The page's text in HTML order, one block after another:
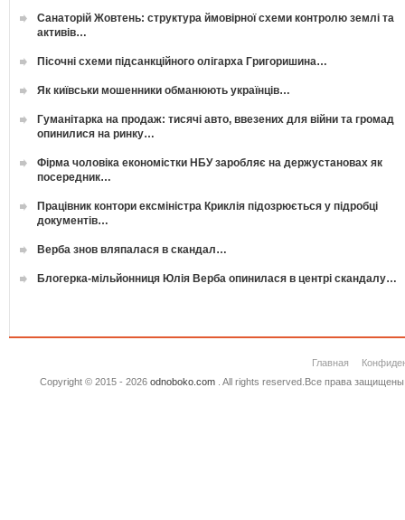
Санаторій Жовтень: структура ймовірної схеми контролю землі та
активів…
Пісочні схеми підсанкційного олігарха Григоришина…
Як київськи мошенники обманюють українців…
Гуманітарка на продаж: тисячі авто, ввезених для війни та громад
опинилися на ринку…
Фірма чоловіка економістки НБУ заробляє на держустановах як
посередник…
Працівник контори ексміністра Криклія підозрюється у підробці
документів…
Верба знов вляпалася в скандал…
Блогерка-мільйонниця Юлія Верба опинилася в центрі скандалу…
Главная
Copyright © 2015 - 2026 odnoboko.com. All rights reserved.Все права защищены.